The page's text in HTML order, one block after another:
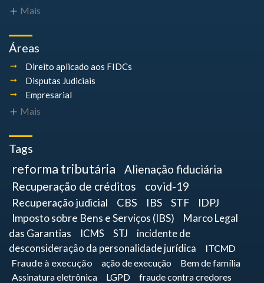
Mais
Áreas
Direito aplicado aos FIDCs
Disputas Judiciais
Empresarial
Mais
Tags
reforma tributária
Alienação fiduciária
Recuperação de créditos
covid-19
Recuperação judicial CBS IBS STF
IDPJ
Imposto sobre Bens e Serviços (IBS)
Marco Legal
das Garantias
ICMS STJ
incidente de
desconsideração da personalidade jurídica
ITCMD
Fraude à execução
ação de execução
Bem de família
Assinatura eletrônica
LGPD fraude contra credores